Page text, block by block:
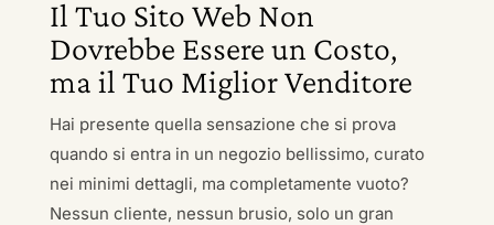
Il Tuo Sito Web Non
Dovrebbe Essere un Costo,
ma il Tuo Miglior Venditore
Hai presente quella sensazione che si prova
quando si entra in un negozio bellissimo, curato
nei minimi dettagli, ma completamente vuoto?
Nessun cliente, nessun brusio, solo un gran